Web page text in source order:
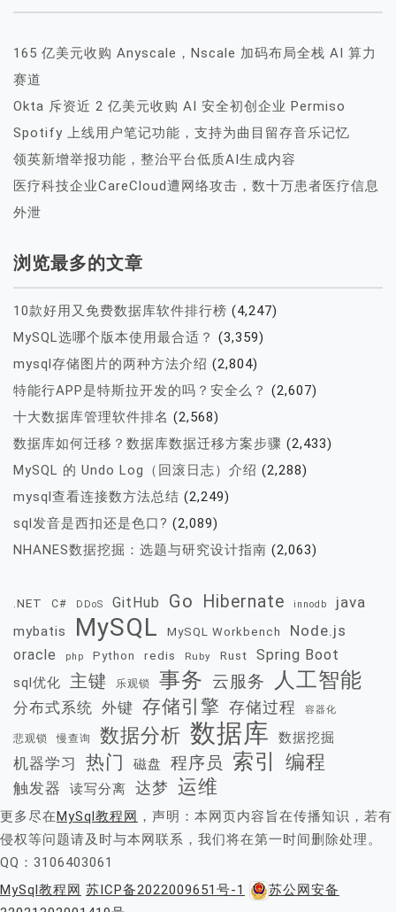
165 亿美元收购 Anyscale，Nscale 加码布局全栈 AI 算力
赛道
Okta 斥资近 2 亿美元收购 AI 安全初创企业 Permiso
Spotify 上线用户笔记功能，支持为曲目留存音乐记忆
领英新增举报功能，整治平台低质AI生成内容
医疗科技企业CareCloud遭网络攻击，数十万患者医疗信息
外泄
浏览最多的文章
10款好用又免费数据库软件排行榜 (4,247)
MySQL选哪个版本使用最合适？ (3,359)
mysql存储图片的两种方法介绍 (2,804)
特能行APP是特斯拉开发的吗？安全么？ (2,607)
十大数据库管理软件排名 (2,568)
数据库如何迁移？数据库数据迁移方案步骤 (2,433)
MySQL 的 Undo Log（回滚日志）介绍 (2,288)
mysql查看连接数方法总结 (2,249)
sql发音是西扣还是色口? (2,089)
NHANES数据挖掘：选题与研究设计指南 (2,063)
.NET C# DDoS GitHub Go Hibernate innodb java
mybatis MySQL MySQL Workbench Node.js
oracle php Python redis Ruby Rust Spring Boot
sql优化 主键 乐观锁 事务 云服务 人工智能
分布式系统 外键 存储引擎 存储过程 容器化
悲观锁 慢查询 数据分析 数据库 数据挖掘
机器学习 热门 磁盘 程序员 索引 编程
触发器 读写分离 达梦 运维
更多尽在MySql教程网 ，声明：本网页内容旨在传播知识，若有
侵权等问题请及时与本网联系，我们将在第一时间删除处理。
QQ：3106403061
MySql教程网 苏ICP备2022009651号-1
苏公网安备